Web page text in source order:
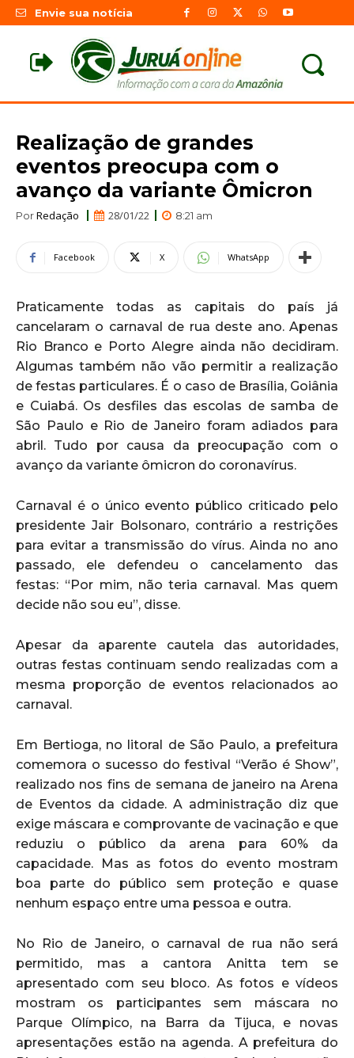
Envie sua notícia
Realização de grandes
eventos preocupa com o
avanço da variante Ômicron
PorRedação 28/01/22 8:21 am
Facebook X WhatsApp
Praticamente todas as capitais do país já
cancelaram o carnaval de rua deste ano. Apenas
Rio Branco e Porto Alegre ainda não decidiram.
Algumas também não vão permitir a realização
de festas particulares. É o caso de Brasília, Goiânia
e Cuiabá. Os desfiles das escolas de samba de
São Paulo e Rio de Janeiro foram adiados para
abril. Tudo por causa da preocupação com o
avanço da variante ômicron do coronavírus.
Carnaval é o único evento público criticado pelo
presidente Jair Bolsonaro, contrário a restrições
para evitar a transmissão do vírus. Ainda no ano
passado, ele defendeu o cancelamento das
festas: “Por mim, não teria carnaval. Mas quem
decide não sou eu”, disse.
Apesar da aparente cautela das autoridades,
outras festas continuam sendo realizadas com a
mesma proporção de eventos relacionados ao
carnaval.
Em Bertioga, no litoral de São Paulo, a prefeitura
comemora o sucesso do festival “Verão é Show”,
realizado nos fins de semana de janeiro na Arena
de Eventos da cidade. A administração diz que
exige máscara e comprovante de vacinação e que
reduziu o público da arena para 60% da
capacidade. Mas as fotos do evento mostram
boa parte do público sem proteção e quase
nenhum espaço entre uma pessoa e outra.
No Rio de Janeiro, o carnaval de rua não será
permitido, mas a cantora Anitta tem se
apresentado com seu bloco. As fotos e vídeos
mostram os participantes sem máscara no
Parque Olímpico, na Barra da Tijuca, e novas
apresentações estão na agenda. A prefeitura do